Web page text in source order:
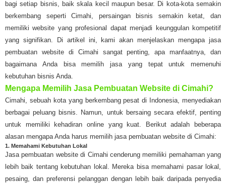
bagi setiap bisnis, baik skala kecil maupun besar. Di kota-kota semakin
berkembang seperti Cimahi, persaingan bisnis semakin ketat, dan
memiliki website yang profesional dapat menjadi keunggulan kompetitif
yang signifikan. Di artikel ini, kami akan menjelaskan mengapa jasa
pembuatan website di Cimahi sangat penting, apa manfaatnya, dan
bagaimana Anda bisa memilih jasa yang tepat untuk memenuhi
kebutuhan bisnis Anda.
Mengapa Memilih Jasa Pembuatan Website di Cimahi?
Cimahi, sebuah kota yang berkembang pesat di Indonesia, menyediakan
berbagai peluang bisnis. Namun, untuk bersaing secara efektif, penting
untuk memiliki kehadiran online yang kuat. Berikut adalah beberapa
alasan mengapa Anda harus memilih jasa pembuatan website di Cimahi:
1. Memahami Kebutuhan Lokal
Jasa pembuatan website di Cimahi cenderung memiliki pemahaman yang
lebih baik tentang kebutuhan lokal. Mereka bisa memahami pasar lokal,
pesaing, dan preferensi pelanggan dengan lebih baik daripada penyedia